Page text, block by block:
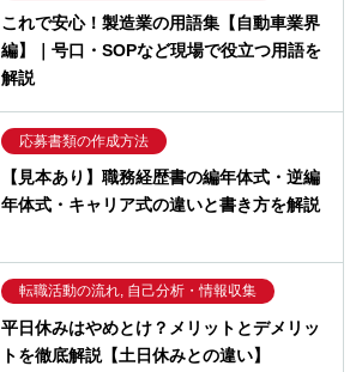
これで安心！製造業の用語集【自動車業界
編】｜号口・SOPなど現場で役立つ用語を
解説
応募書類の作成方法
【見本あり】職務経歴書の編年体式・逆編
年体式・キャリア式の違いと書き方を解説
転職活動の流れ, 自己分析・情報収集
平日休みはやめとけ？メリットとデメリッ
トを徹底解説【土日休みとの違い】